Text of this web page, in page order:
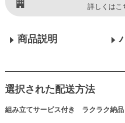
詳しくはこ
商品説明
選択された配送方法
組み立てサービス付き ラクラク納品